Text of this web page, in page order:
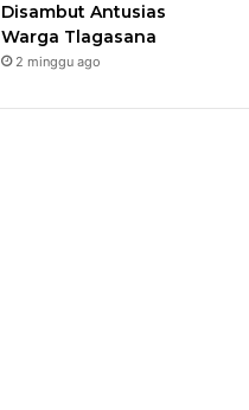
Disambut Antusias
Warga Tlagasana
2 minggu ago